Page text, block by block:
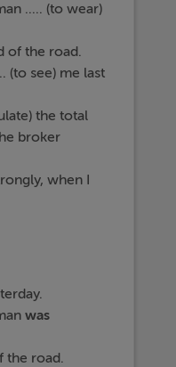
..... (to wear)
of the road.
(to see) me last
the total
broker
when I
was
the road.